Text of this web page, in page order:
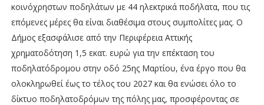
κοινόχρηστων ποδηλάτων με 44 ηλεκτρικά ποδήλατα, που τις
επόμενες μέρες θα είναι διαθέσιμα στους συμπολίτες μας. Ο
Δήμος εξασφάλισε από την Περιφέρεια Αττικής
χρηματοδότηση 1,5 εκατ. ευρώ για την επέκταση του
ποδηλατόδρομου στην οδό 25ης Μαρτίου, ένα έργο που θα
ολοκληρωθεί έως το τέλος του 2027 και θα ενώσει όλο το
δίκτυο ποδηλατοδρόμων της πόλης μας, προσφέροντας σε